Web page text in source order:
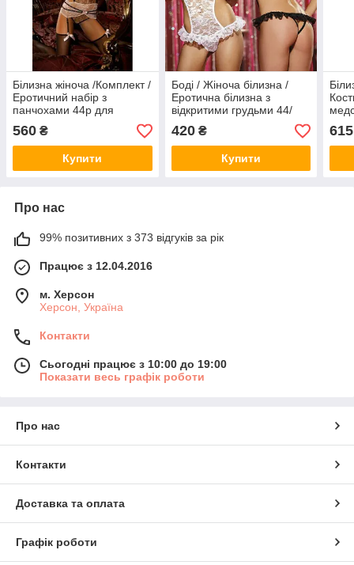
Білизна жіноча /Комплект /
Еротичний набір з
панчохами 44р для
шикарної фотосесії
Білизна для шлюбної ночі
560 ₴
Купити
Боді / Жіноча білизна /
Еротична білизна з
відкритими грудьми 44/
46/ 52-54 Сексуальне боді
Спідня білизна для
рольових ігор
420₴
Купити
615
Про нас
99% позитивних з 373 відгуків за рік
Працює з 12.04.2016
м. Херсон
Херсон, Україна
Контакти
Сьогодні працює з 10:00 до 19:00
Показати весь графік роботи
Про нас
Контакти
Доставка та оплата
Графік роботи